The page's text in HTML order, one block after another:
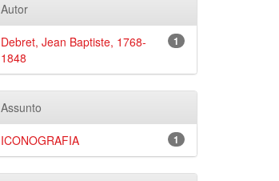
Autor
1
Debret, Jean Baptiste, 1768-
1848
Assunto
1
ICONOGRAFIA